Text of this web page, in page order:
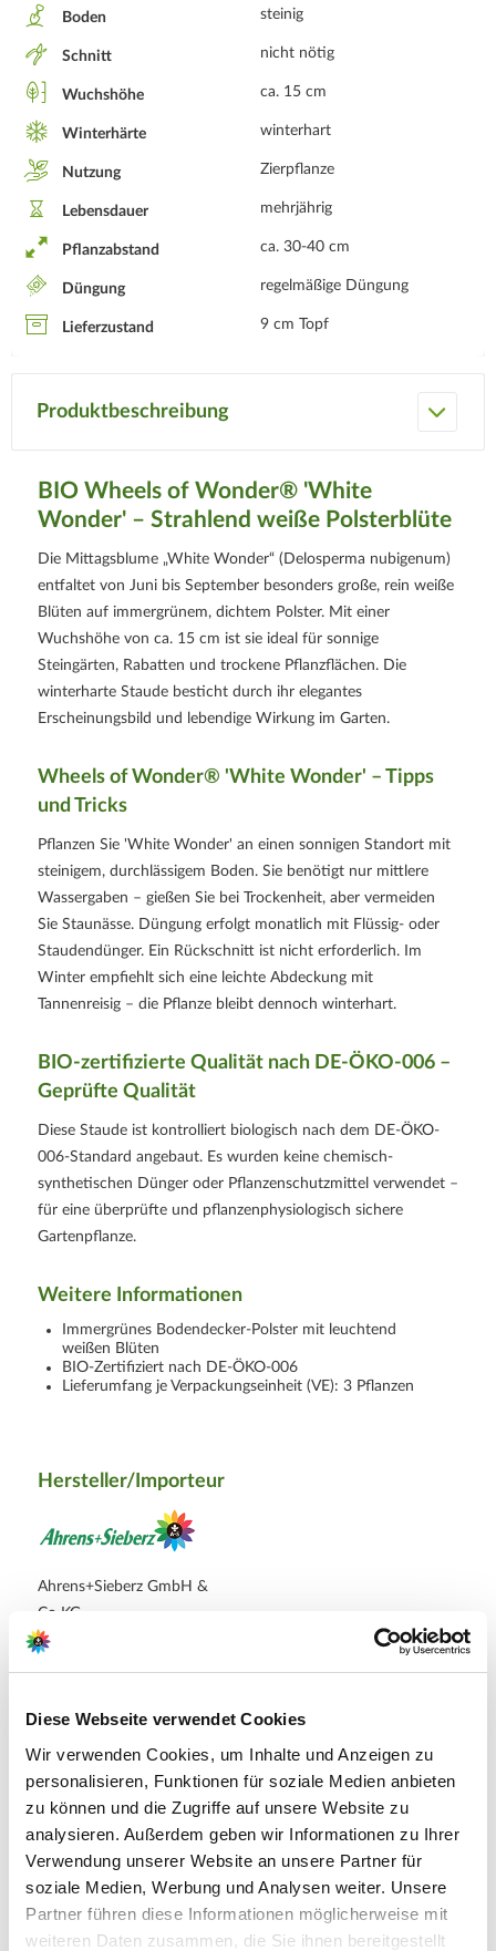
Diese Webseite verwendet Cookies
Wir verwenden Cookies, um Inhalte und Anzeigen zu
personalisieren, Funktionen für soziale Medien anbieten
zu können und die Zugriffe auf unsere Website zu
analysieren. Außerdem geben wir Informationen zu Ihrer
Verwendung unserer Website an unsere Partner für
soziale Medien, Werbung und Analysen weiter. Unsere
Partner führen diese Informationen möglicherweise mit
weiteren Daten zusammen, die Sie ihnen bereitgestellt
Boden steinig
Schnitt nicht nötig
Wuchshöhe ca. 15 cm
Winterhärte winterhart
Nutzung Zierpflanze
Lebensdauer mehrjährig
Pflanzabstand ca. 30-40 cm
Düngung regelmäßige Düngung
Lieferzustand 9 cm Topf
Produktbeschreibung
BIO Wheels of Wonder® 'White
Wonder' – Strahlend weiße Polsterblüte
Die Mittagsblume „White Wonder“ (Delosperma nubigenum)
entfaltet von Juni bis September besonders große, rein weiße
Blüten auf immergrünem, dichtem Polster. Mit einer
Wuchshöhe von ca. 15 cm ist sie ideal für sonnige
Steingärten, Rabatten und trockene Pflanzflächen. Die
winterharte Staude besticht durch ihr elegantes
Erscheinungsbild und lebendige Wirkung im Garten.
Wheels of Wonder® 'White Wonder' – Tipps
und Tricks
Pflanzen Sie 'White Wonder' an einen sonnigen Standort mit
steinigem, durchlässigem Boden. Sie benötigt nur mittlere
Wassergaben – gießen Sie bei Trockenheit, aber vermeiden
Sie Staunässe. Düngung erfolgt monatlich mit Flüssig- oder
Staudendünger. Ein Rückschnitt ist nicht erforderlich. Im
Winter empfiehlt sich eine leichte Abdeckung mit
Tannenreisig – die Pflanze bleibt dennoch winterhart.
BIO-zertifizierte Qualität nach DE-ÖKO-006 –
Geprüfte Qualität
Diese Staude ist kontrolliert biologisch nach dem DE-ÖKO-
006‑Standard angebaut. Es wurden keine chemisch-
synthetischen Dünger oder Pflanzenschutzmittel verwendet –
für eine überprüfte und pflanzenphysiologisch sichere
Gartenpflanze.
Weitere Informationen
Immergrünes Bodendecker-Polster mit leuchtend
weißen Blüten
BIO‑Zertifiziert nach DE-ÖKO-006
Lieferumfang je Verpackungseinheit (VE): 3 Pflanzen
Hersteller/Importeur
Ahrens+Sieberz GmbH &
Co KG
Hauptstr. 440
E-Mail: info@as-garten.de